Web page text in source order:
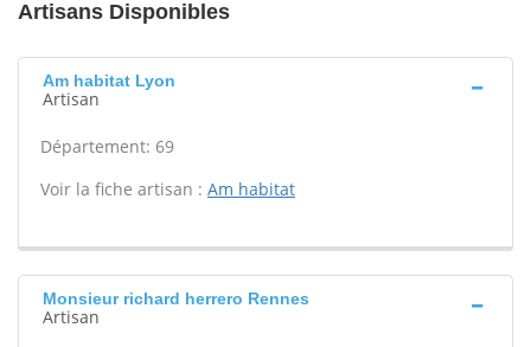
Artisans Disponibles
Am habitat Lyon
Artisan
Département: 69
Voir la fiche artisan : Am habitat
Monsieur richard herrero Rennes
Artisan